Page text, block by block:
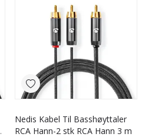
Nedis Kabel Til Basshøyttaler
RCA Hann-2 stk RCA Hann 3 m